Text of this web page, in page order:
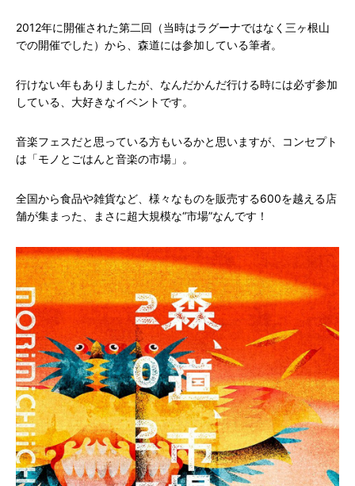
2012年に開催された第二回（当時はラグーナではなく三ヶ根山
での開催でした）から、森道には参加している筆者。
行けない年もありましたが、なんだかんだ行ける時には必ず参加
している、大好きなイベントです。
音楽フェスだと思っている方もいるかと思いますが、コンセプト
は「モノとごはんと音楽の市場」。
全国から食品や雑貨など、様々なものを販売する600を越える店
舗が集まった、まさに超大規模な“市場”なんです！